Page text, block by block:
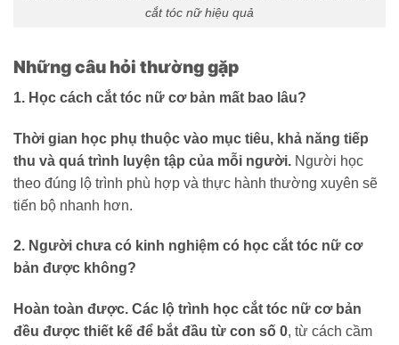
cắt tóc nữ hiệu quả
Những câu hỏi thường gặp
1. Học cách cắt tóc nữ cơ bản mất bao lâu?
Thời gian học phụ thuộc vào mục tiêu, khả năng tiếp
thu và quá trình luyện tập của mỗi người. Người học
theo đúng lộ trình phù hợp và thực hành thường xuyên sẽ
tiến bộ nhanh hơn.
2. Người chưa có kinh nghiệm có học cắt tóc nữ cơ
bản được không?
Hoàn toàn được. Các lộ trình học cắt tóc nữ cơ bản
đều được thiết kế để bắt đầu từ con số 0, từ cách cầm